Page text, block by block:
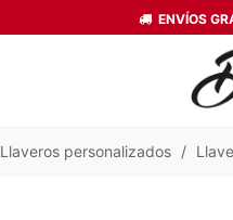
ENVÍOS
Llaveros personalizados /